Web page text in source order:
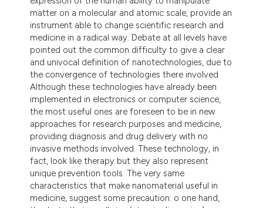
matter on a molecular and atomic scale, provide an
instrument able to change scientific research and
medicine in a radical way. Debate at all levels have
pointed out the common difficulty to give a clear
and univocal definition of nanotechnologies, due to
the convergence of technologies there involved.
Although these technologies have already been
implemented in electronics or computer science,
the most useful ones are foreseen to be in new
approaches for research purposes and medicine,
providing diagnosis and drug delivery with no
invasive methods involved. These technology, in
fact, look like therapy but they also represent
unique prevention tools. The very same
characteristics that make nanomaterial useful in
medicine, suggest some precaution: o one hand,